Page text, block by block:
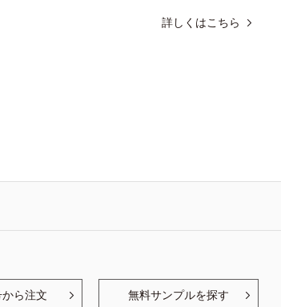
詳しくはこちら
ら注文 無料サンプルを探す